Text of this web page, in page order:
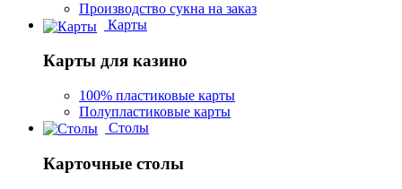
Производство сукна на заказ
Карты
Карты для казино
100% пластиковые карты
Полупластиковые карты
Столы
Карточные столы